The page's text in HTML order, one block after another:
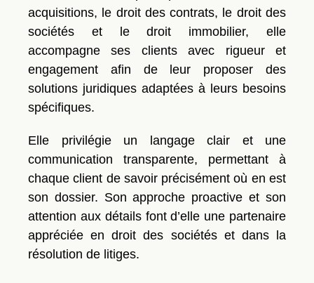
acquisitions, le droit des contrats, le droit des
sociétés et le droit immobilier, elle
accompagne ses clients avec rigueur et
engagement afin de leur proposer des
solutions juridiques adaptées à leurs besoins
spécifiques.
Elle privilégie un langage clair et une
communication transparente, permettant à
chaque client de savoir précisément où en est
son dossier. Son approche proactive et son
attention aux détails font d’elle une partenaire
appréciée en droit des sociétés et dans la
résolution de litiges.